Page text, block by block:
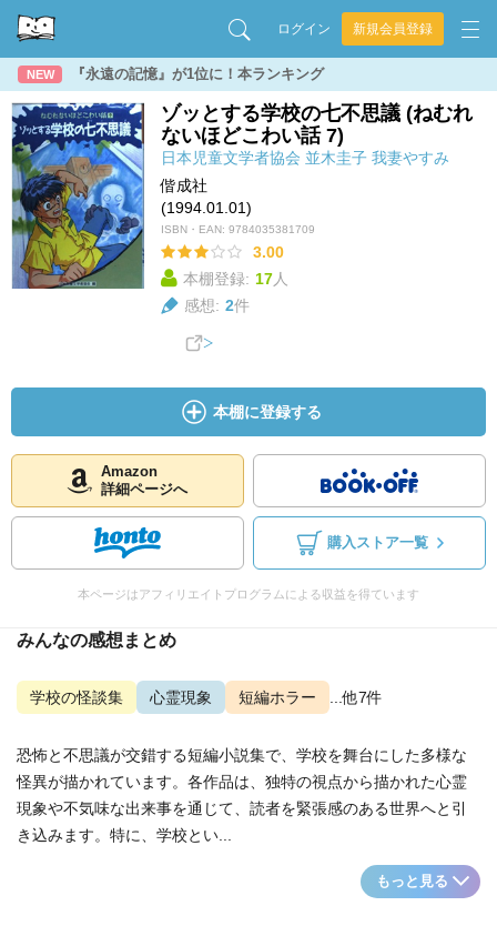
ログイン 新規会員登録
NEW 『永遠の記憶』が1位に！本ランキング
ゾッとする学校の七不思議 (ねむれ
ないほどこわい話 7)
日本児童文学者協会 並木圭子 我妻やすみ
偕成社
(1994.01.01)
ISBN・EAN: 9784035381709
3.00
本棚登録: 17人
感想: 2件
本棚に登録する
Amazon
詳細ページへ
購入ストア一覧
本ページはアフィリエイトプログラムによる収益を得ています
みんなの感想まとめ
学校の怪談集 心霊現象 短編ホラー ...他7件
恐怖と不思議が交錯する短編小説集で、学校を舞台にした多様な
怪異が描かれています。各作品は、独特の視点から描かれた心霊
現象や不気味な出来事を通じて、読者を緊張感のある世界へと引
き込みます。特に、学校とい...
もっと見る